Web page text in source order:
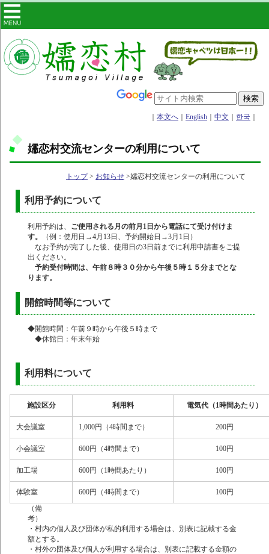
｜ 本文へ ｜ English ｜ 中文 ｜ 한국 ｜
嬬恋村交流センターの利用について
トップ> お知らせ >嬬恋村交流センターの利用について
利用予約について
利用予約は、 ご使用される月の前月1日から電話にて受け付けま
す。
（例：使用日→4月13日、予約開始日→3月1日）
なお予約が完了した後、使用日の3日前までに利用申請書をご提
出ください。
予約受付時間は、午前８時３０分から午後５時１５分までとな
ります。
開館時間等について
◆開館時間：午前９時から午後５時まで
◆休館日：年末年始
利用料について
施設区分 利用料 電気代（1時間あたり）
大会議室 1,000円（4時間まで） 200円
小会議室 600円（4時間まで） 100円
加工場 600円（1時間あたり） 100円
体験室 600円（4時間まで）
100円
（備
考
・村内の個人及び団体が私的利用する場合は、別表に記載する金
額とする。
・村外の団体及び個人が利用する場合は、別表に記載する金額の